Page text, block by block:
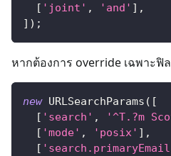
[ 'joint' , 'and' ] ,
] ) ;
หากต้องการ override เฉพาะฟิ
new URLSearchParams ( [
[ 'search' , '^T.?m
[ 'mode' , 'posix' ] ,
[